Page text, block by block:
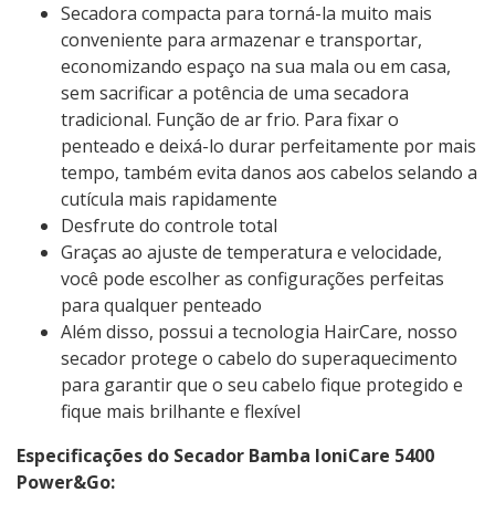
Secadora compacta para torná-la muito mais
conveniente para armazenar e transportar,
economizando espaço na sua mala ou em casa,
sem sacrificar a potência de uma secadora
tradicional. Função de ar frio. Para fixar o
penteado e deixá-lo durar perfeitamente por mais
tempo, também evita danos aos cabelos selando a
cutícula mais rapidamente
Desfrute do controle total
Graças ao ajuste de temperatura e velocidade,
você pode escolher as configurações perfeitas
para qualquer penteado
Além disso, possui a tecnologia HairCare, nosso
secador protege o cabelo do superaquecimento
para garantir que o seu cabelo fique protegido e
fique mais brilhante e flexível
Especificações do Secador Bamba IoniCare 5400
Power&Go: